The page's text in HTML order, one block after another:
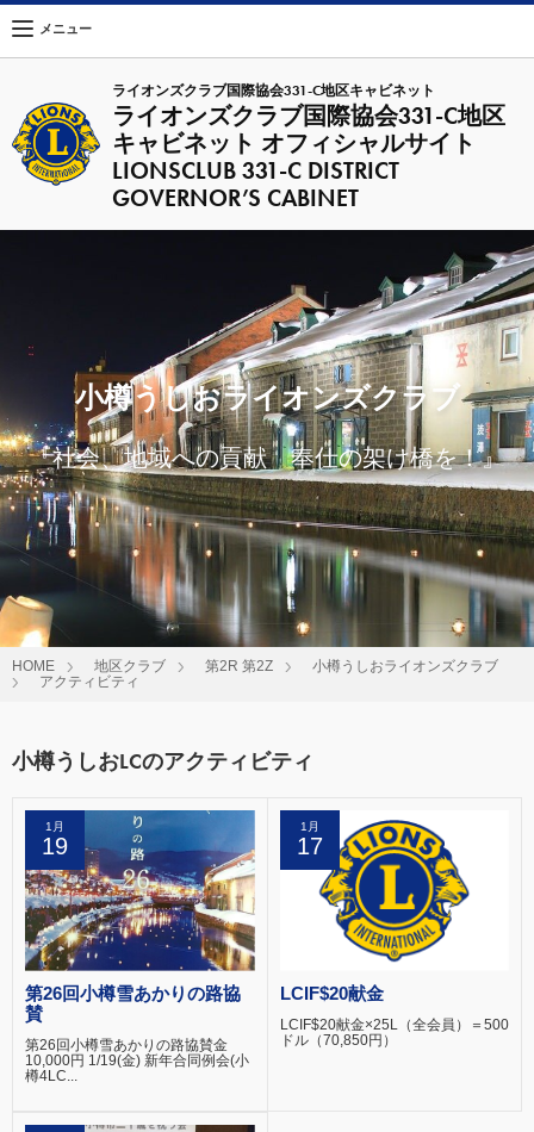
ライオンズクラブ国際協会331-C地区キャビネット
ライオンズクラブ国際協会331-C地区
キャビネット オフィシャルサイト
LIONSCLUB 331-C DISTRICT
GOVERNOR’S CABINET
メニュー
小樽うしおライオンズクラブ
『社会、地域への貢献 奉仕の架け橋を！』
HOME 地区クラブ 第2R 第2Z
小樽うしおライオンズクラブ
アクティビティ
小樽うしおLCのアクティビティ
1月
19
第26回小樽雪あかりの路協
賛
第26回小樽雪あかりの路協賛金
10,000円 1/19(金) 新年合同例会(小
樽4LC...
1月
17
LCIF$20献金
LCIF$20献金×25L（全会員）＝500
ドル（70,850円）